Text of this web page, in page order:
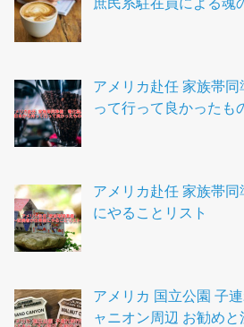
アメリカ赴任 家族帯
って行って良かったも
アメリカ赴任 家族帯
にやることリスト
アメリカ 国立公園 子
ャニオン周辺 お勧めと